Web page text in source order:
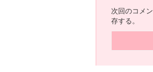
次回のコメ
存する。